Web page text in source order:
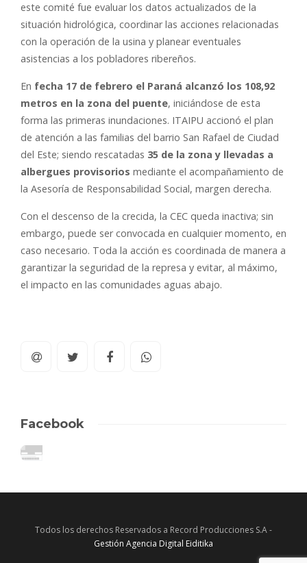
este comité fue evaluar los datos actualizados de la
situación hidrológica, coordinar las acciones relacionadas
con la operación de la usina y planear eventuales
asistencias a los pobladores ribereños.
En fecha 17 de febrero el Paraná alcanzó los 108,92
metros en la zona del puente, iniciándose de esta
forma las primeras inundaciones. ITAIPU accionó el plan
de atención a las familias del barrio San Rafael de Ciudad
del Este; siendo rescatadas 35 de la zona y llevadas a
albergues provisorios mediante el acompañamiento de
la Asesoría de Responsabilidad Social, margen derecha.
Con el descenso de la crecida, la CEC queda inactiva; sin
embargo, puede ser convocada en cualquier momento, en
caso necesario. Toda la acción es coordinada de manera a
garantizar la seguridad de la represa y evitar, al máximo,
el impacto en las comunidades aguas abajo.
Facebook
Todos los derechos Reservados a Record Producciones S.A -
Gestión Agencia Digital Eiditika